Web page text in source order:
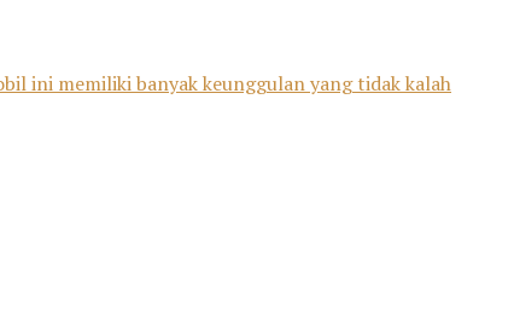
ini memiliki banyak keunggulan yang tidak kalah